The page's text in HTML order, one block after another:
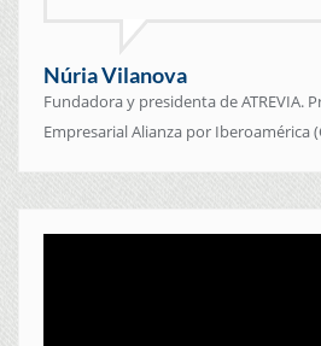
Núria Vilanova
Fundadora y presidenta de ATREVIA.
Empresarial Alianza por Iberoamérica